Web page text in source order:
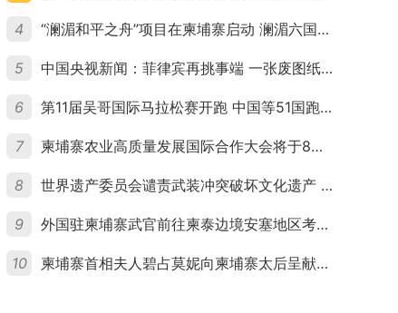
4 “澜湄和平之舟”项目在柬埔寨启动 澜湄六国青年共话和平与发展
5 中国央视新闻：菲律宾再挑事端 一张废图纸划不走中国黄岩岛
6 第11届吴哥国际马拉松赛开跑 中国等51国跑者齐聚暹粒
7 柬埔寨农业高质量发展国际合作大会将于8月20日举行
8 世界遗产委员会谴责武装冲突破坏文化遗产 柬埔寨呼吁依法追责并加强国际合作
9 外国驻柬埔寨武官前往柬泰边境安塞地区考察 柬方介绍“危险握手”事件及边境情况
10 柬埔寨首相夫人碧占莫妮向柬埔寨太后呈献世界女童军“卓越领袖奖”